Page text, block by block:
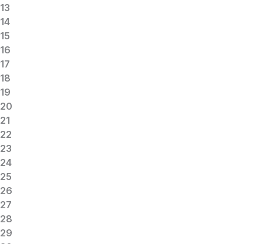
13
14
15
16
17
18
19
20
21
22
23
24
25
26
27
28
29